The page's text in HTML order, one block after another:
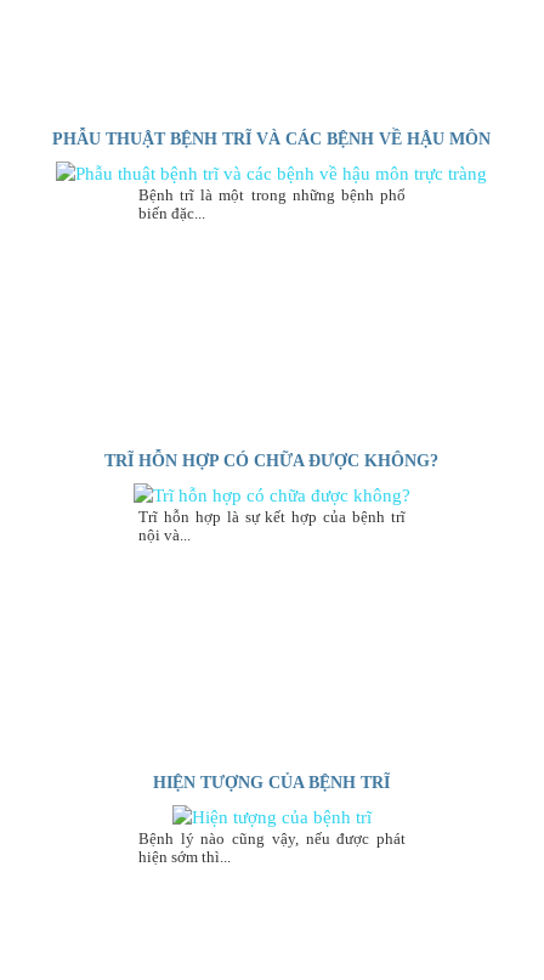
PHẪU THUẬT BỆNH TRĨ VÀ CÁC BỆNH VỀ HẬU MÔN
TRỰC TRÀNG
Bệnh trĩ là một trong những bệnh phổ
biến đặc...
TRĨ HỖN HỢP CÓ CHỮA ĐƯỢC KHÔNG?
Trĩ hỗn hợp là sự kết hợp của bệnh trĩ
nội và...
HIỆN TƯỢNG CỦA BỆNH TRĨ
Bệnh lý nào cũng vậy, nếu được phát
hiện sớm thì...